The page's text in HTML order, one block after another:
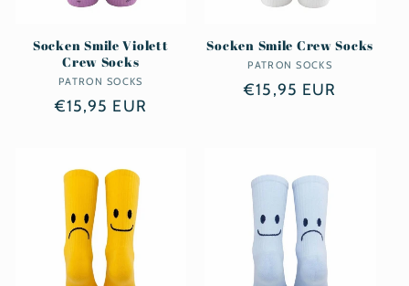
Socken Smile Violett
Crew Socks
Anbieter:
PATRON SOCKS
Normaler
€15,95 EUR
Socken Smile Crew Socks
Anbieter:
PATRON SOCKS
Normaler
€15,95 EUR